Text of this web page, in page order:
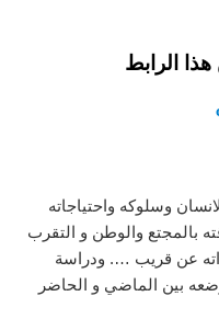
الرابط
وسلوكه واحتياجاته
بالمجتع والوطن و التقرب
عن قريب …. ودراسة
بين الماضي و الحاضر